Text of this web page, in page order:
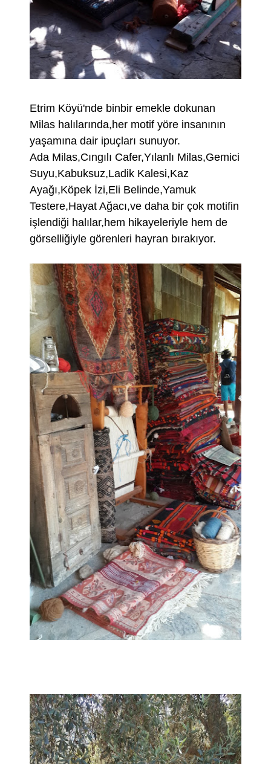
Etrim Köyü'nde binbir emekle dokunan
Milas halılarında,her motif yöre insanının
yaşamına dair ipuçları sunuyor.
Ada Milas,Cıngılı Cafer,Yılanlı Milas,Gemici
Suyu,Kabuksuz,Ladik Kalesi,Kaz
Ayağı,Köpek İzi,Eli Belinde,Yamuk
Testere,Hayat Ağacı,ve daha bir çok motifin
işlendiği halılar,hem hikayeleriyle hem de
görselliğiyle görenleri hayran bırakıyor.